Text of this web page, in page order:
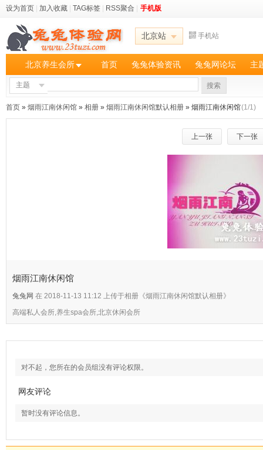
设为首页 加入收藏 TAG标签 RSS聚合 手机版
北京站 手机站
北京养生会所 首页 兔兔体验资讯 兔兔网论坛 主
主题 搜索
首页 » 烟雨江南休闲馆 » 相册 » 烟雨江南休闲馆默认相册 » 烟雨江南休闲馆(1/1)
上一张 下一张
烟雨江南休闲馆
兔兔网 在 2018-11-13 11:12 上传于相册《烟雨江南休闲馆默认相册》
高端私人会所,养生spa会所,北京休闲会所
对不起，您所在的会员组没有评论权限。
网友评论
暂时没有评论信息。